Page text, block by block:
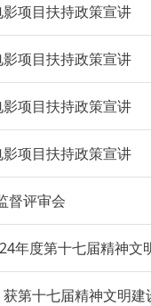
项目扶持政策宣讲
项目扶持政策宣讲
项目扶持政策宣讲
项目扶持政策宣讲
督评审会
年度第十七届精神文
第十七届精神文明建